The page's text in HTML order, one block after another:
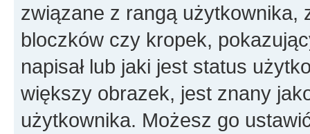
związane z rangą użytkownika,
bloczków czy kropek,
napisał lub jaki jest status
większy obrazek, jest znany
użytkownika. Możesz go